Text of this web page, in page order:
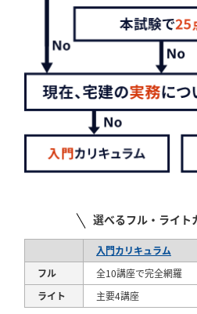
選べるフル・ライト
入門カリキュラム
フル
全10講座で完全網羅
ライト
主要4講座